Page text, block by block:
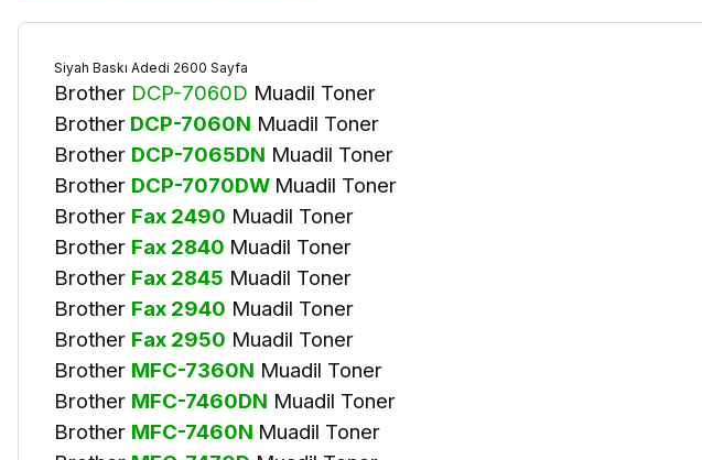
Siyah Baskı Adedi 2600 Sayfa
Brother DCP-7060D Muadil Toner
Brother DCP-7060N Muadil Toner
Brother DCP-7065DN Muadil Toner
Brother DCP-7070DW Muadil Toner
Brother Fax 2490 Muadil Toner
Brother Fax 2840 Muadil Toner
Brother Fax 2845 Muadil Toner
Brother Fax 2940 Muadil Toner
Brother Fax 2950 Muadil Toner
Brother MFC-7360N Muadil Toner
Brother MFC-7460DN Muadil Toner
Brother MFC-7460N Muadil Toner